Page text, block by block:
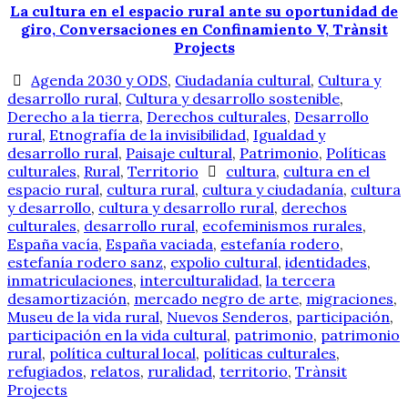
La cultura en el espacio rural ante su oportunidad de
giro, Conversaciones en Confinamiento V, Trànsit
Projects
Agenda 2030 y ODS, Ciudadanía cultural, Cultura y
desarrollo rural, Cultura y desarrollo sostenible,
Derecho a la tierra, Derechos culturales, Desarrollo
rural, Etnografía de la invisibilidad, Igualdad y
desarrollo rural, Paisaje cultural, Patrimonio, Políticas
culturales, Rural, Territorio cultura, cultura en el
espacio rural, cultura rural, cultura y ciudadanía, cultura
y desarrollo, cultura y desarrollo rural, derechos
culturales, desarrollo rural, ecofeminismos rurales,
España vacía, España vaciada, estefanía rodero,
estefanía rodero sanz, expolio cultural, identidades,
inmatriculaciones, interculturalidad, la tercera
desamortización, mercado negro de arte, migraciones,
Museu de la vida rural, Nuevos Senderos, participación,
participación en la vida cultural, patrimonio, patrimonio
rural, política cultural local, políticas culturales,
refugiados, relatos, ruralidad, territorio, Trànsit
Projects